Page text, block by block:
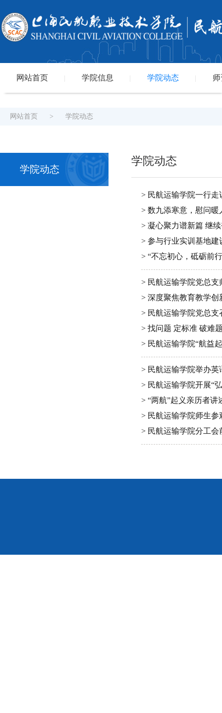
网站首页 学院信息 学院动态
网站首页 > 学院动态
学院动态
学院动态
> 民航运输学院一行
> 数九添寒意，慰问暖
> 凝心聚力谱新篇 继
> 参与行业实训基地
> “不忘初心，砥砺前
> 民航运输学院党总
> 深度聚焦教育教学
> 民航运输学院党总
> 找问题 定标准 破难
> 民航运输学院“航益
> 民航运输学院举办
> 民航运输学院开展“
> “两航”起义亲历者讲
> 民航运输学院师生
> 民航运输学院分工